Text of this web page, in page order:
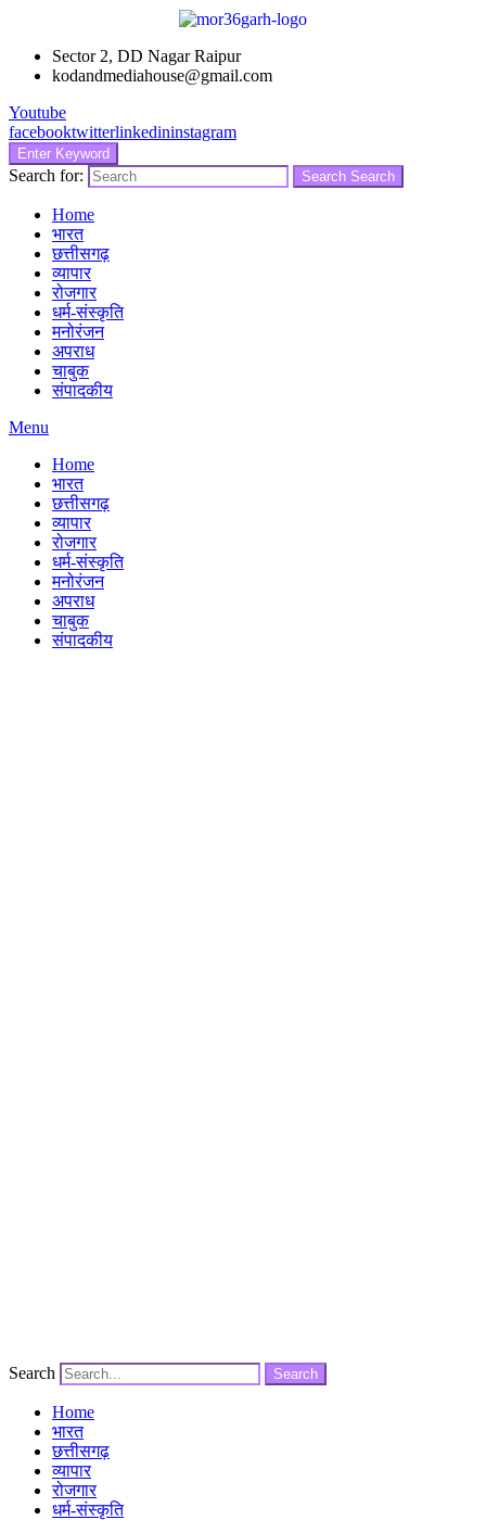
Sector 2, DD Nagar Raipur
kodandmediahouse@gmail.com
Youtube
facebooktwitterlinkedininstagram
Enter Keyword
Search for: Search Search
Home
भारत
छत्तीसगढ़
व्यापार
रोजगार
धर्म-संस्कृति
मनोरंजन
अपराध
चाबुक
संपादकीय
Menu
Home
भारत
छत्तीसगढ़
व्यापार
रोजगार
धर्म-संस्कृति
मनोरंजन
अपराध
चाबुक
संपादकीय
Search Search
Home
भारत
छत्तीसगढ़
व्यापार
रोजगार
धर्म-संस्कृति